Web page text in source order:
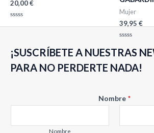
20,00€
Mujer
39,95 €
con
0
5
¡SUSCRÍBETE A NUESTRAS
PARA NO PERDERTE NADA!
Nombre *
Nombre